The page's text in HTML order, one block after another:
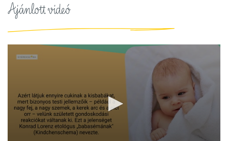
Ajánlott videó